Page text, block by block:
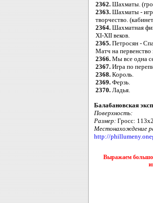
2362.Шахматы.
2363.Шахматы -
творчество.
2364.Шахматная
XI-XII веков.
2365.Петросян -
Матч на первенство
2366.Мы все одна
2367.Игра по
2368.Король.
2369.Ферзь.
2370.Ладья.
Балабановская
Поверхность:
Размер:Гросс:
Местонахождение
http://
Выражаем